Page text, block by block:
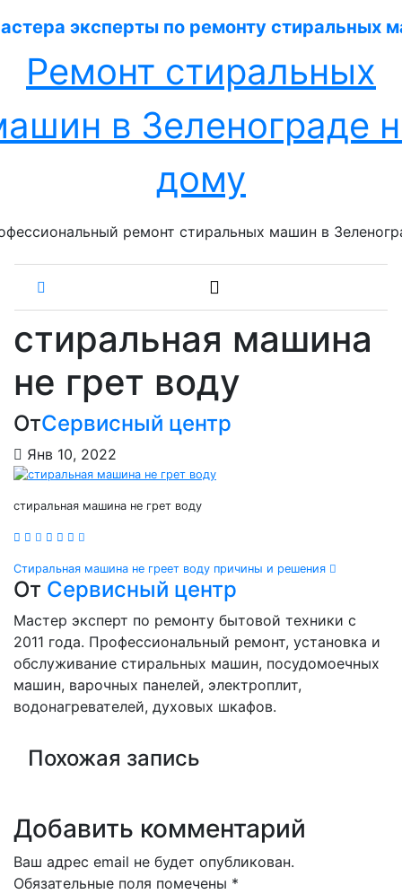
к
Ремонт стиральных
в Зеленограде
дому
ремонт стиральных машин в
стиральная машина
не грет воду
ОтСервисный центр
Янв 10, 2022
стиральная машина не грет воду
Навигация
по
записям
Стиральная машина не греет воду причины и решения
От Сервисный центр
Мастер эксперт по ремонту бытовой техники с
2011 года. Профессиональный ремонт, установка и
обслуживание стиральных машин, посудомоечных
машин, варочных панелей, электроплит,
водонагревателей, духовых шкафов.
Похожая запись
Добавить комментарий
Ваш адрес email не будет опубликован.
Обязательные поля помечены *